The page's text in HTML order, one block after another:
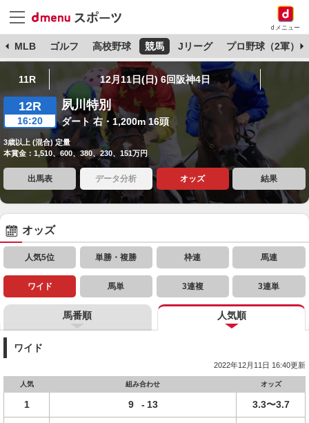
dメニュー
MLB ゴルフ 高校野球 競馬 Jリーグ プロ野球（2軍）
11R 12月11日(日) 6回阪神4日
12R
16:20
夙川特別
ダート 右・1,200m 16頭
3歳以上 (混合) 定量
本賞金：1,510、600、380、230、151万円
出馬表 データ分析 オッズ 結果
オッズ
人気5位 単勝・複勝 枠連 馬連
ワイド 馬単 3連複 3連単
馬番順 人気順
ワイド
2022年12月11日 16:40更新
人気 組み合わせ オッズ
1 9 - 13 3.3〜3.7